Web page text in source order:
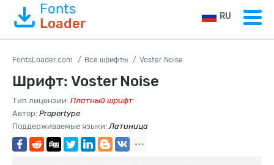
Fonts
Loader
RU
FontsLoader.com Все шрифты Voster Noise
Шрифт: Voster Noise
Тип лицензии: Платный шрифт
Автор: Propertype
Поддерживаемые языки:Латиница